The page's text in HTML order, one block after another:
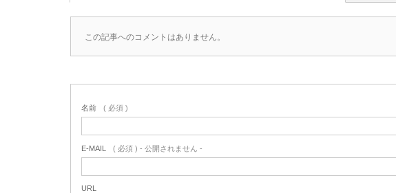
この記事へのコメントはありません。
名前 ( 必須 )
E-MAIL ( 必須 ) - 公開されません -
URL